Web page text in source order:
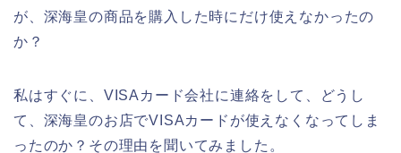
が、深海皇の商品を購入した時にだけ使えなかったの
か？
私はすぐに、VISAカード会社に連絡をして、どうし
て、深海皇のお店でVISAカードが使えなくなってしま
ったのか？その理由を聞いてみました。